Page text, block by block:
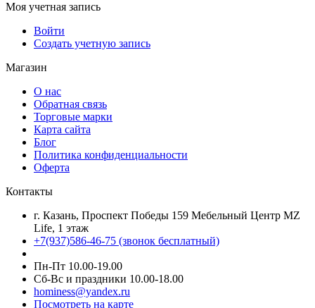
Моя учетная запись
Войти
Создать учетную запись
Магазин
О нас
Обратная связь
Торговые марки
Карта сайта
Блог
Политика конфиденциальности
Оферта
Контакты
г. Казань, Проспект Победы 159 Мебельный Центр MZ
Life, 1 этаж
+7(937)586-46-75 (звонок бесплатный)
Пн-Пт 10.00-19.00
Сб-Вс и праздники 10.00-18.00
hominess@yandex.ru
Посмотреть на карте